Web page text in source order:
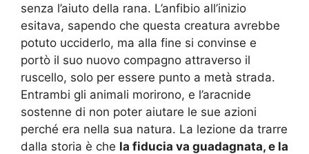
senza l’aiuto della rana. L’anfibio all’inizio
esitava, sapendo che questa creatura avrebbe
potuto ucciderlo, ma alla fine si convinse e
portò il suo nuovo compagno attraverso il
ruscello, solo per essere punto a metà strada.
Entrambi gli animali morirono, e l’aracnide
sostenne di non poter aiutare le sue azioni
perché era nella sua natura. La lezione da trarre
dalla storia è che la fiducia va guadagnata, e la